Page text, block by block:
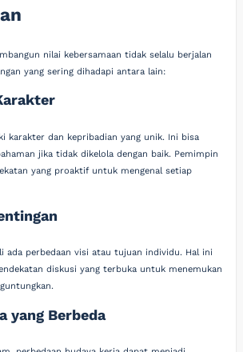
nilai kebersamaan tidak selalu berjalan
yang sering dihadapi antara lain:
karakter dan kepribadian yang unik. Ini bisa
jika tidak dikelola dengan baik. Pemimpin
yang proaktif untuk mengenal setiap
ada perbedaan visi atau tujuan individu. Hal ini
diskusi yang terbuka untuk menemukan
yang Berbeda